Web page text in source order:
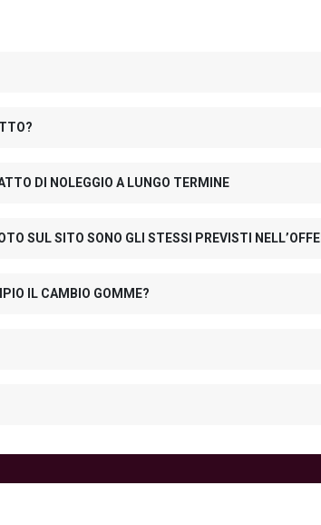
DI NOLEGGIO A LUNGO TERMINE
SUL SITO SONO GLI STESSI PREVISTI
IL CAMBIO GOMME?